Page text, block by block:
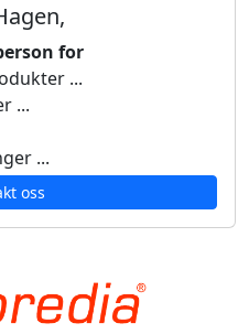
for
...
...
...
oss